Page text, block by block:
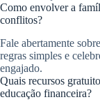
Como envolver a
conflitos?
Fale abertamente
regras simples e
engajado.
Quais recursos
educação financeira?